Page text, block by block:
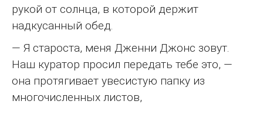
рукой от солнца, в которой держит
надкусанный обед.
— Я староста, меня Дженни Джонс зовут.
Наш куратор просил передать тебе это, —
она протягивает увесистую папку из
многочисленных листов,